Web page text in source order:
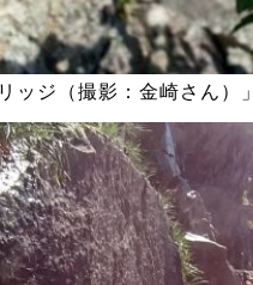
ッジ（撮影：金崎さん）」